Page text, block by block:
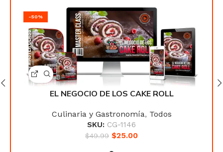
-50%
EL NEGOCIO DE LOS CAKE ROLL
Culinaria y Gastronomía, Todos
SKU: CG-1146
$49.99 $25.00